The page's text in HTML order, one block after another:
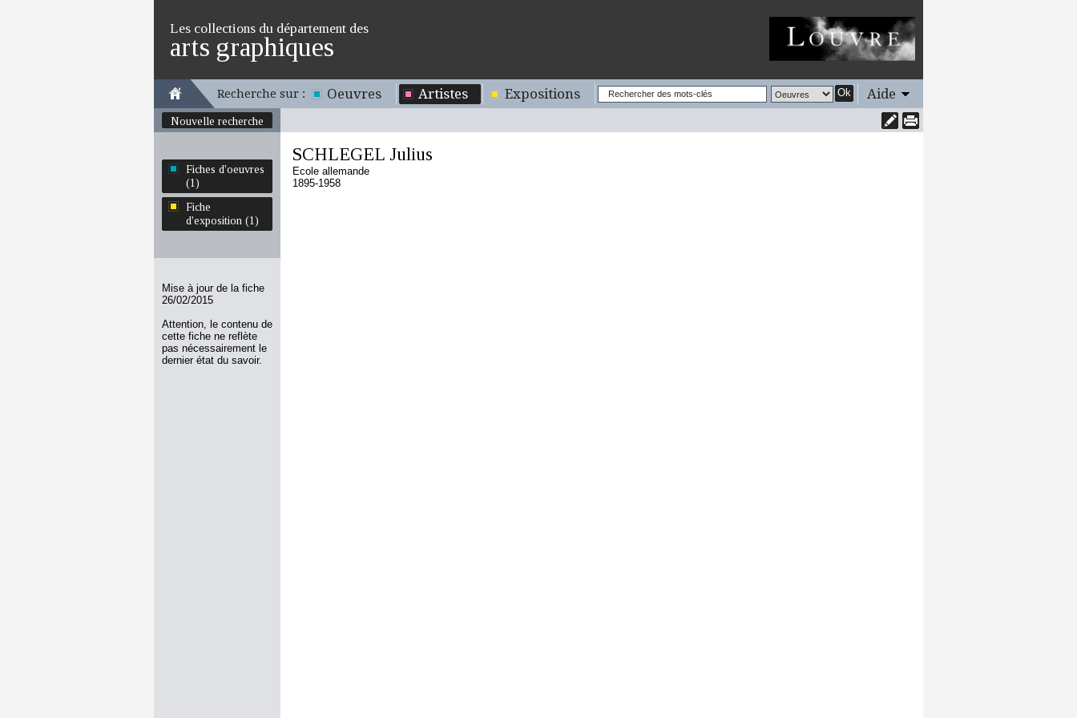
Les collections du département des
arts graphiques
Recherche sur : Oeuvres Artistes Expositions Ok Aide
Nouvelle recherche
Fiches d'oeuvres
(1)
Fiche
d'exposition (1)
Mise à jour de la fiche
26/02/2015
Attention, le contenu de
cette fiche ne reflète
pas nécessairement le
dernier état du savoir.
SCHLEGEL Julius
Ecole allemande
1895-1958